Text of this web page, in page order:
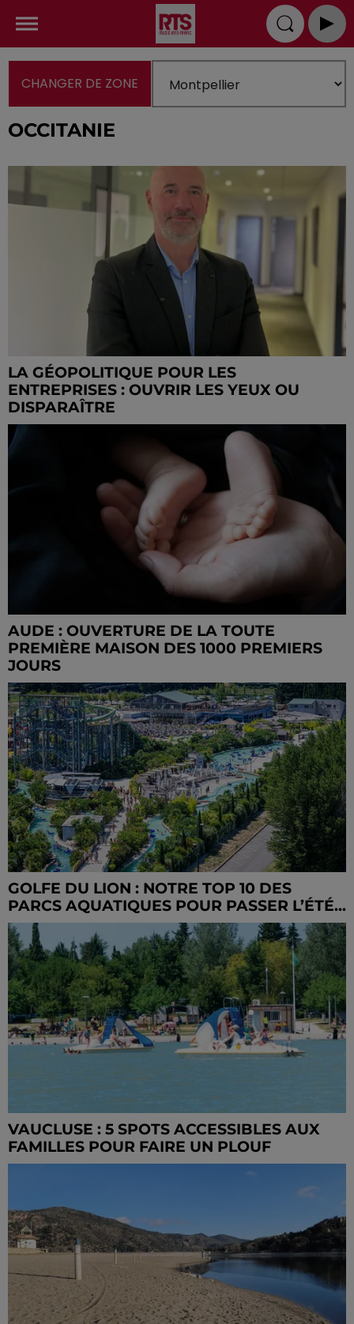
CHANGER DE ZONE
OCCITANIE
LA GÉOPOLITIQUE POUR LES
ENTREPRISES : OUVRIR LES YEUX OU
DISPARAÎTRE
AUDE : OUVERTURE DE LA TOUTE
PREMIÈRE MAISON DES 1000 PREMIERS
JOURS
GOLFE DU LION : NOTRE TOP 10 DES
PARCS AQUATIQUES POUR PASSER L’ÉTÉ...
VAUCLUSE : 5 SPOTS ACCESSIBLES AUX
FAMILLES POUR FAIRE UN PLOUF